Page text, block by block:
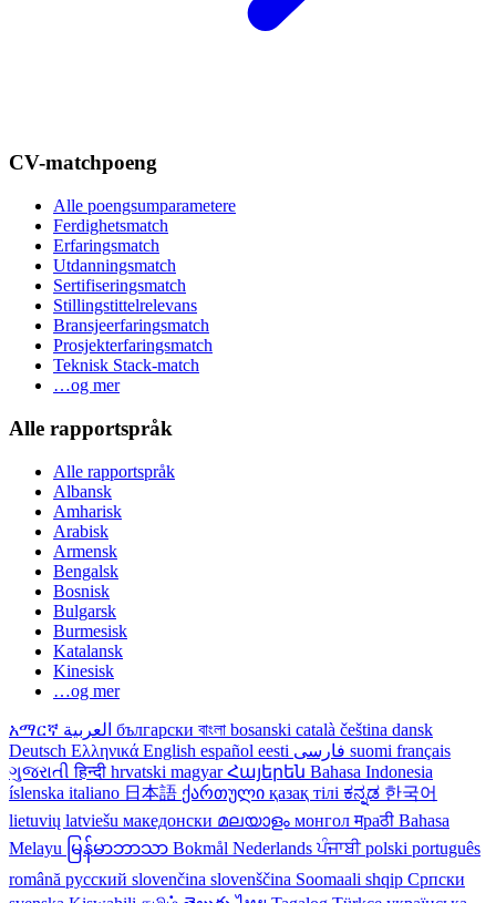
CV-matchpoeng
Alle poengsumparametere
Ferdighetsmatch
Erfaringsmatch
Utdanningsmatch
Sertifiseringsmatch
Stillingstittelrelevans
Bransjeerfaringsmatch
Prosjekterfaringsmatch
Teknisk Stack-match
…og mer
Alle rapportspråk
Alle rapportspråk
Albansk
Amharisk
Arabisk
Armensk
Bengalsk
Bosnisk
Bulgarsk
Burmesisk
Katalansk
Kinesisk
…og mer
አማርኛ български বাংলা bosanski català čeština dansk
Deutsch Ελληνικά English español eesti suomi français
ગુજરાતીहिन्दी hrvatski magyarՀայերեն Bahasa Indonesia
íslenska italiano 日本語 ქართული қазақ тілі ಕನ್ನಡ 한국어
lietuvių latviešu македонски മലയാളം монголमраठी Bahasa
Melayu မြန်မာဘာသာ Bokmål Nederlandsਪੰਜਾਬੀpolski português
română русский slovenčina slovenščina Soomaali shqip Српски